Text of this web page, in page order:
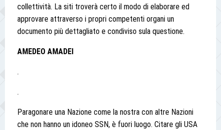
collettività. La siti troverà certo il modo di elaborare ed
approvare attraverso i propri competenti organi un
documento più dettagliato e condiviso sula questione.
AMEDEO AMADEI
.
.
Paragonare una Nazione come la nostra con altre Nazioni
che non hanno un idoneo SSN, è fuori luogo. Citare gli USA